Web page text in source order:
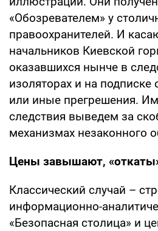
«Обозревателем» у
правоохранителей. И
начальников Киевской
оказавшихся нынче в
изоляторах и на подписке
или иные прегрешения.
следствия выведем за
механизмах незаконного
Цены завышают,
Классический случай –
информационно-
«Безопасная столица» и